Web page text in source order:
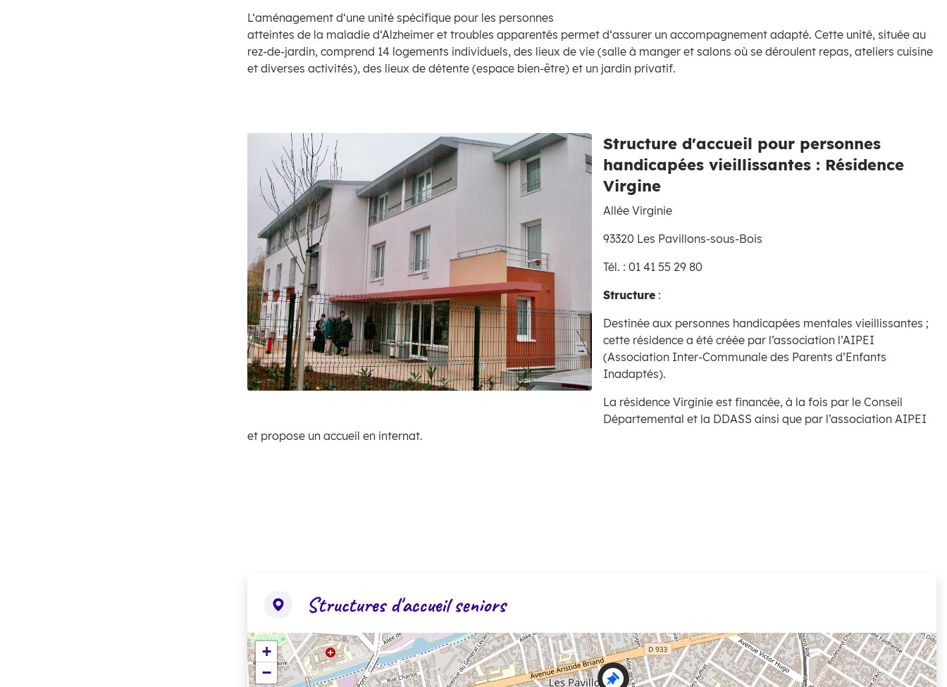
L‘aménagement d‘une unité spécifique pour les personnes
atteintes de la maladie d‘Alzheimer et troubles apparentés permet d‘assurer un accompagnement adapté. Cette unité, située au
rez-de-jardin, comprend 14 logements individuels, des lieux de vie (salle à manger et salons où se déroulent repas, ateliers cuisine
et diverses activités), des lieux de détente (espace bien-être) et un jardin privatif.
Structure d'accueil pour personnes
handicapées vieillissantes : Résidence
Virgine
Allée Virginie
93320 Les Pavillons-sous-Bois
Tél. : 01 41 55 29 80
Structure :
Destinée aux personnes handicapées mentales vieillissantes ;
cette résidence a été créée par l’association l’AIPEI
(Association Inter-Communale des Parents d’Enfants
Inadaptés).
La résidence Virginie est financée, à la fois par le Conseil
Départemental et la DDASS ainsi que par l’association AIPEI
et propose un accueil en internat.
Structures d'accueil seniors
+
−